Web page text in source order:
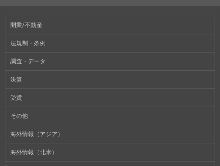
開業/不動産
法規制・条例
調査・データ
決算
受賞
その他
海外情報（アジア）
海外情報（北米）